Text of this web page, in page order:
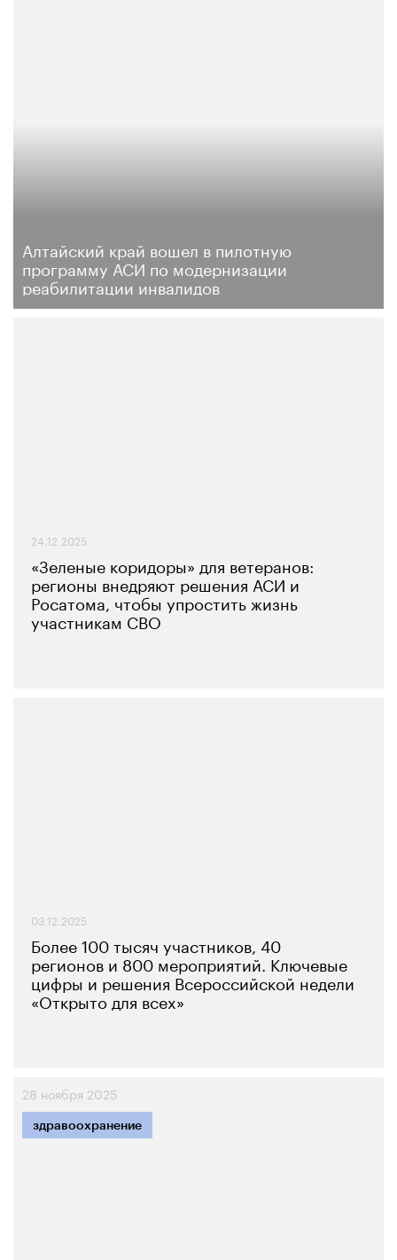
Алтайский край вошел в пилотную
программу АСИ по модернизации
реабилитации инвалидов
24.12.2025
«Зеленые коридоры» для ветеранов:
регионы внедряют решения АСИ и
Росатома, чтобы упростить жизнь
участникам СВО
03.12.2025
Более 100 тысяч участников, 40
регионов и 800 мероприятий. Ключевые
цифры и решения Всероссийской недели
«Открыто для всех»
28 ноября 2025
здравоохранение